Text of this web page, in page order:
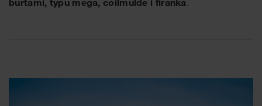
burtami, typu mega, coilmulde i firanka.